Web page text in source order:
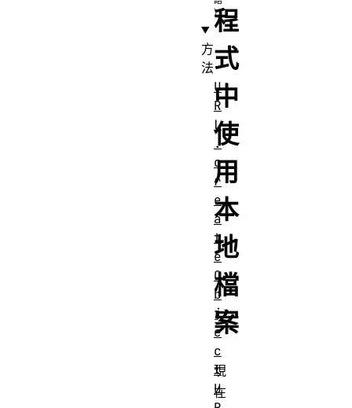
程
式
中
使
用
本
地
檔
案
現
在
方
法
U
R
L
.
c
r
e
a
t
e
O
b
j
e
c
t
U